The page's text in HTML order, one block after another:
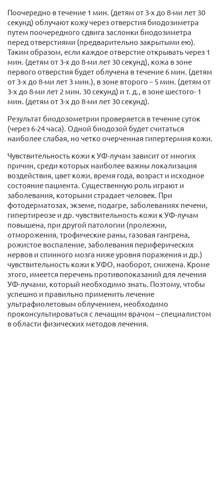
Поочередно в течение 1 мин. (детям от 3-х до 8-ми лет 30
секунд) облучают кожу через отверстия биодозиметра
путем поочередного сдвига заслонки биодозиметра
перед отверстиями (предварительно закрытыми ею).
Таким образом, если каждое отверстие открывать через 1
мин. (детям от 3-х до 8-ми лет 30 секунд), кожа в зоне
первого отверстия будет облучена в течение 6 мин. (детям
от 3-х до 8-ми лет 3 мин.), в зоне второго – 5 мин. (детям от
3-х до 8-ми лет 2 мин. 30 секунд) и т. д., в зоне шестого- 1
мин. (детям от 3-х до 8-ми лет 30 секунд).
Результат биодозометрии проверяется в течение суток
(через 6-24 часа). Одной биодозой будет считаться
наиболее слабая, но четко очерченная гипертермия кожи.
Чувствительность кожи к УФ-лучам зависит от многих
причин, среди которых наиболее важны локализация
воздействия, цвет кожи, время года, возраст и исходное
состояние пациента. Существенную роль играют и
заболевания, которыми страдает человек. При
фотодерматозах, экземе, подагре, заболеваниях печени,
гипертиреозе и др. чувствительность кожи к УФ-лучам
повышена, при другой патологии (пролежни,
отморожения, трофические раны, газовая гангрена,
рожистое воспаление, заболевания периферических
нервов и спинного мозга ниже уровня поражения и др.)
чувствительность кожи к УФО, наоборот, снижена. Кроме
этого, имеется перечень противопоказаний для лечения
УФ-лучами, который необходимо знать. Поэтому, чтобы
успешно и правильно применить лечение
ультрафиолетовым облучением, необходимо
проконсультироваться с лечащим врачом – специалистом
в области физических методов лечения.